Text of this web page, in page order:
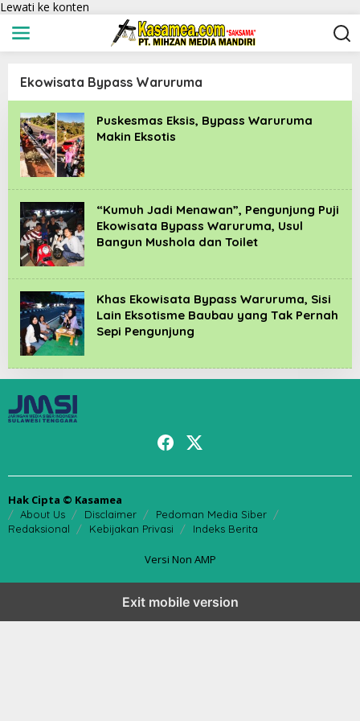
Lewati ke konten
Ekowisata Bypass Waruruma
Puskesmas Eksis, Bypass Waruruma
Makin Eksotis
“Kumuh Jadi Menawan”, Pengunjung Puji
Ekowisata Bypass Waruruma, Usul
Bangun Mushola dan Toilet
Khas Ekowisata Bypass Waruruma, Sisi
Lain Eksotisme Baubau yang Tak Pernah
Sepi Pengunjung
Hak Cipta © Kasamea
About Us Disclaimer
Pedoman Media Siber
Redaksional
Kebijakan Privasi Indeks Berita
Versi Non AMP
Exit mobile version